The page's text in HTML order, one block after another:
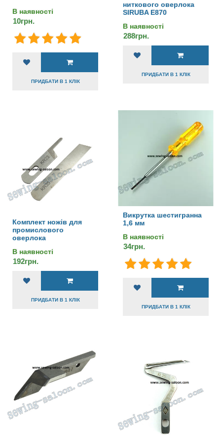
В наявності
10грн.
ПРИДБАТИ В 1 КЛІК
ниткового оверлока
SIRUBA E870
В наявності
288грн.
ПРИДБАТИ В 1 КЛІК
Комплект ножів для
промислового
оверлока
В наявності
192грн.
ПРИДБАТИ В 1 КЛІК
Викрутка шестигранна
1,6 мм
В наявності
34грн.
ПРИДБАТИ В 1 КЛІК